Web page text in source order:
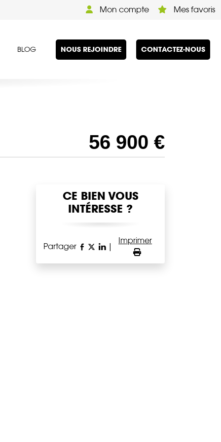
Mon compte Mes favoris
BLOG NOUS REJOINDRE CONTACTEZ-NOUS
56 900 €
CE BIEN VOUS
INTÉRESSE ?
Partager
Imprimer